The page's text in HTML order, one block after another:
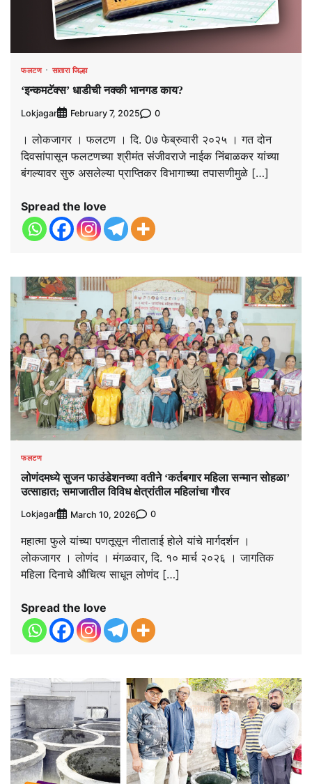
फलटण सातारा जिल्हा
‘इन्कमटॅक्स’ धाडीची नक्की भानगड काय?
Lokjagar February 7, 2025 0
। लोकजागर । फलटण । दि. 0७ फेब्रुवारी २०२५ । गत दोन
दिवसांपासून फलटणच्या श्रीमंत संजीवराजे नाईक निंबाळकर यांच्या
बंगल्यावर सुरु असलेल्या प्राप्तिकर विभागाच्या तपासणीमुळे […]
Spread the love
फलटण
लोणंदमध्ये सुजन फाउंडेशनच्या वतीने ‘कर्तबगार महिला सन्मान सोहळा’
उत्साहात; समाजातील विविध क्षेत्रांतील महिलांचा गौरव
Lokjagar March 10, 2026 0
महात्मा फुले यांच्या पणतूसून नीताताई होले यांचे मार्गदर्शन ।
लोकजागर । लोणंद । मंगळवार, दि. १० मार्च २०२६ । जागतिक
महिला दिनाचे औचित्य साधून लोणंद […]
Spread the love